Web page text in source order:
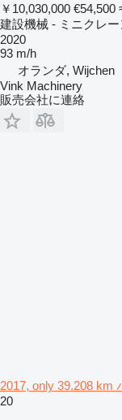
￥10,030,000 €54,500
建設機械 - ミニクレー
2020
93 m/h
オランダ, Wijchen
Vink Machinery
販売会社に連絡
2017, only 39.208 km
20